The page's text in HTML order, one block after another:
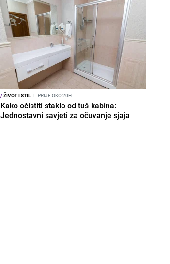
/ŽIVOT I STIL I PRIJE OKO 20H
Kako očistiti staklo od tuš-kabina:
Jednostavni savjeti za očuvanje sjaja